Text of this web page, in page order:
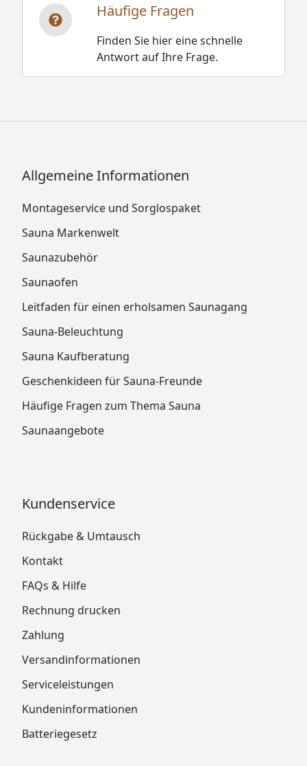
Häufige Fragen
Finden Sie hier eine schnelle
Antwort auf Ihre Frage.
Allgemeine Informationen
Montageservice und Sorglospaket
Sauna Markenwelt
Saunazubehör
Saunaofen
Leitfaden für einen erholsamen Saunagang
Sauna-Beleuchtung
Sauna Kaufberatung
Geschenkideen für Sauna-Freunde
Häufige Fragen zum Thema Sauna
Saunaangebote
Kundenservice
Rückgabe & Umtausch
Kontakt
FAQs & Hilfe
Rechnung drucken
Zahlung
Versandinformationen
Serviceleistungen
Kundeninformationen
Batteriegesetz